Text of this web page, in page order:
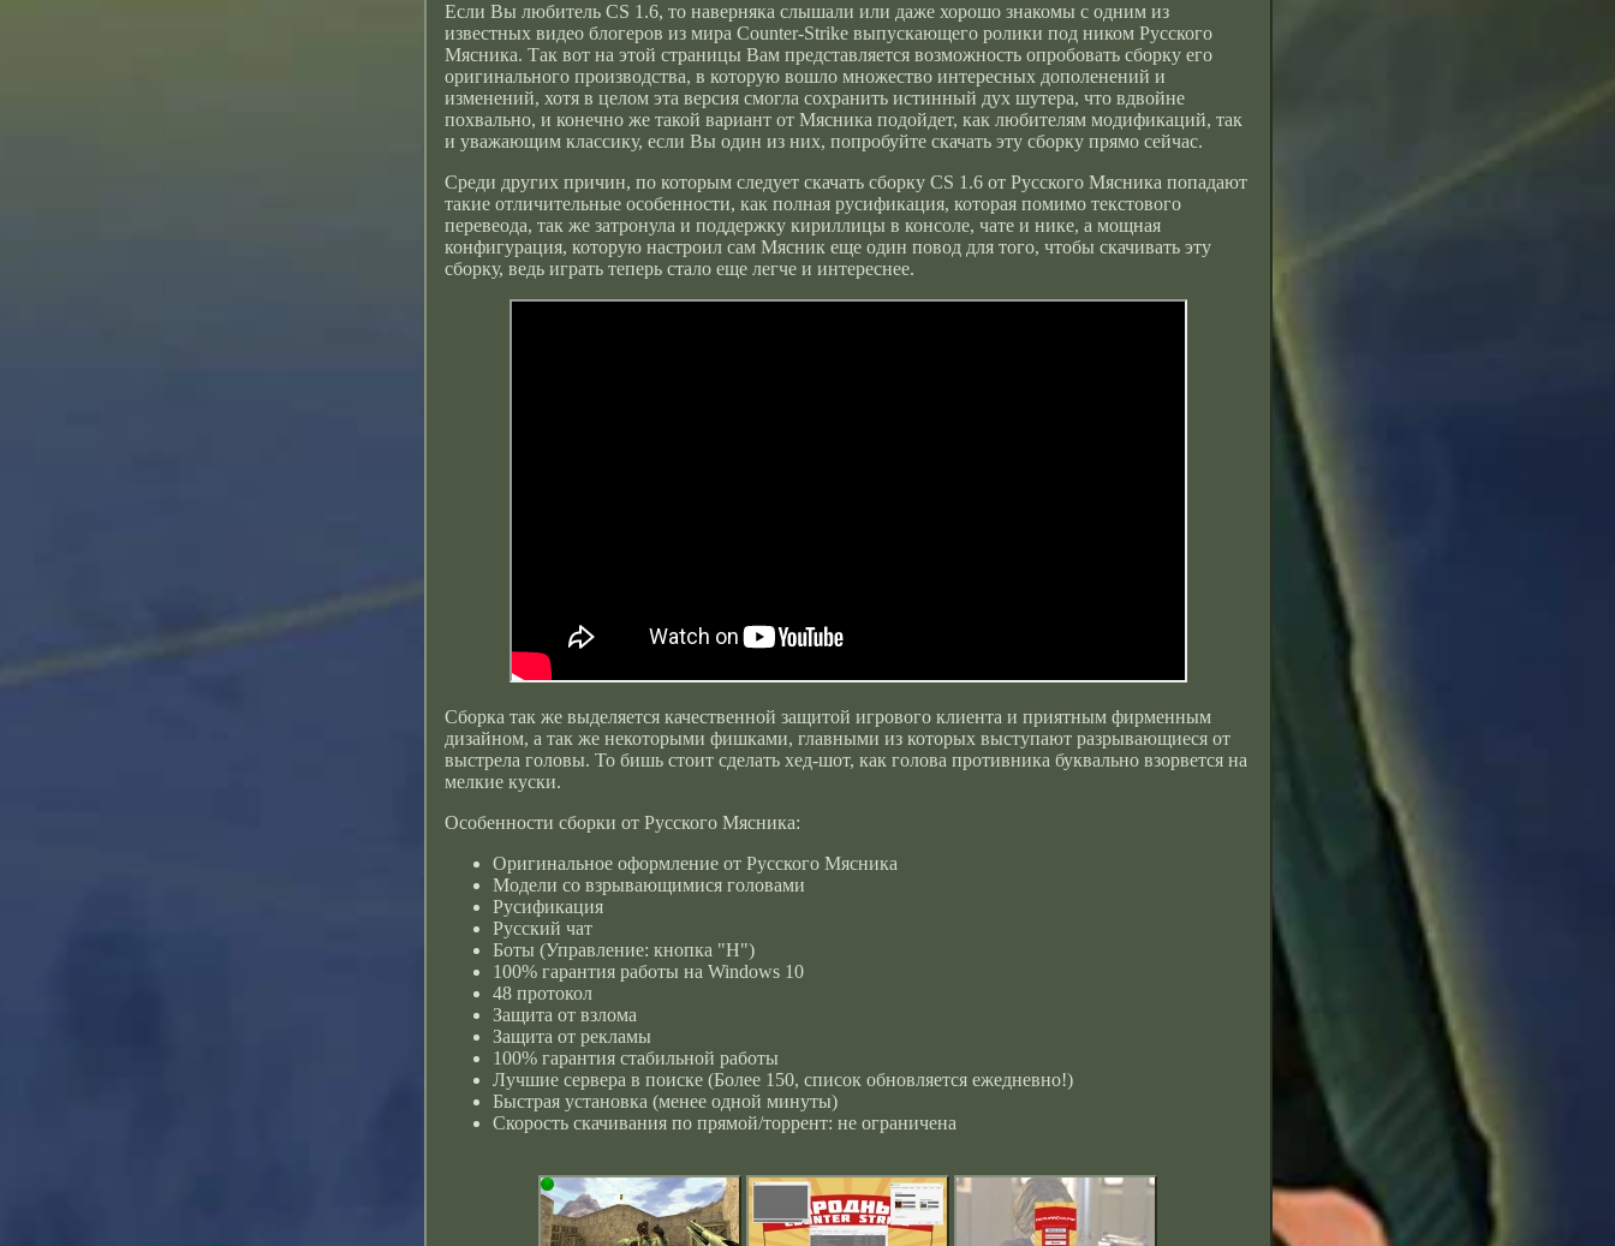
Если Вы любитель CS 1.6, то наверняка слышали или даже хорошо знакомы с одним из
известных видео блогеров из мира Counter-Strike выпускающего ролики под ником Русского
Мясника. Так вот на этой страницы Вам представляется возможность опробовать сборку его
оригинального производства, в которую вошло множество интересных дополенений и
изменений, хотя в целом эта версия смогла сохранить истинный дух шутера, что вдвойне
похвально, и конечно же такой вариант от Мясника подойдет, как любителям модификаций, так
и уважающим классику, если Вы один из них, попробуйте скачать эту сборку прямо сейчас.
Среди других причин, по которым следует скачать сборку CS 1.6 от Русского Мясника попадают
такие отличительные особенности, как полная русификация, которая помимо текстового
перевеода, так же затронула и поддержку кириллицы в консоле, чате и нике, а мощная
конфигурация, которую настроил сам Мясник еще один повод для того, чтобы скачивать эту
сборку, ведь играть теперь стало еще легче и интереснее.
Сборка так же выделяется качественной защитой игрового клиента и приятным фирменным
дизайном, а так же некоторыми фишками, главными из которых выступают разрывающиеся от
выстрела головы. То бишь стоит сделать хед-шот, как голова противника буквально взорвется на
мелкие куски.
Особенности сборки от Русского Мясника:
Оригинальное оформление от Русского Мясника
Модели со взрывающимися головами
Русификация
Русский чат
Боты (Управление: кнопка "H")
100% гарантия работы на Windows 10
48 протокол
Защита от взлома
Защита от рекламы
100% гарантия стабильной работы
Лучшие сервера в поиске (Более 150, список обновляется ежедневно!)
Быстрая установка (менее одной минуты)
Скорость скачивания по прямой/торрент: не ограничена